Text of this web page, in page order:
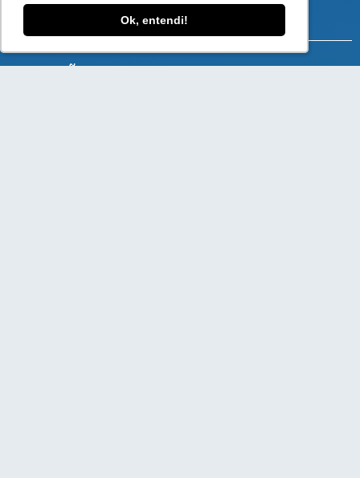
Ok, entendi!
Ok, entendi!
atendimento@flexy.com.br